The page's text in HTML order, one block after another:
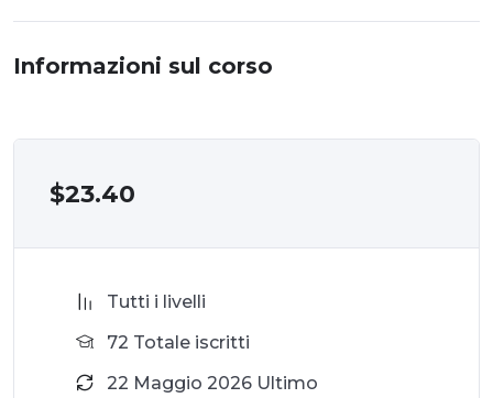
Informazioni sul corso
$23.40
Tutti i livelli
72 Totale iscritti
22 Maggio 2026 Ultimo